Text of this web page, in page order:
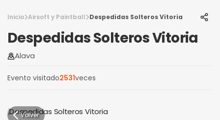
Inicio Airsoft y Paintball Despedidas Solteros Vitoria
Despedidas Solteros Vitoria
Alava
Evento visitado2531veces
Volver